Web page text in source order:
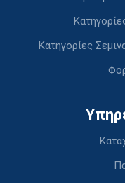
Κατηγορίες